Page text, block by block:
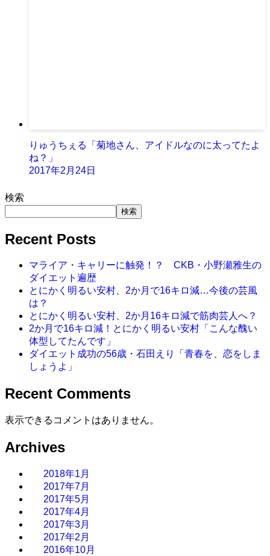
りゅうちぇる「菊地さん、アイドルなのに太ってたよ
ね？」
2017年2月24日
検索
検索
Recent Posts
マライア・キャリーに触発！？ CKB・小野瀬雅生の
ダイエット遍歴
とにかく明るい安村、2か月で16キロ減…今後の芸風
は？
とにかく明るい安村、2か月16キロ減で筋肉芸人へ？
2か月で16キロ減！とにかく明るい安村「こんな醜い
体型してたんです」
ダイエット成功の56歳・石田えり「青春を、恋をしま
しょうよ」
Recent Comments
表示できるコメントはありません。
Archives
2018年1月
2017年7月
2017年5月
2017年4月
2017年3月
2017年2月
2016年10月